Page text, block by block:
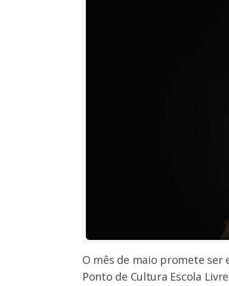
O mês de maio promete ser
Ponto de Cultura Escola